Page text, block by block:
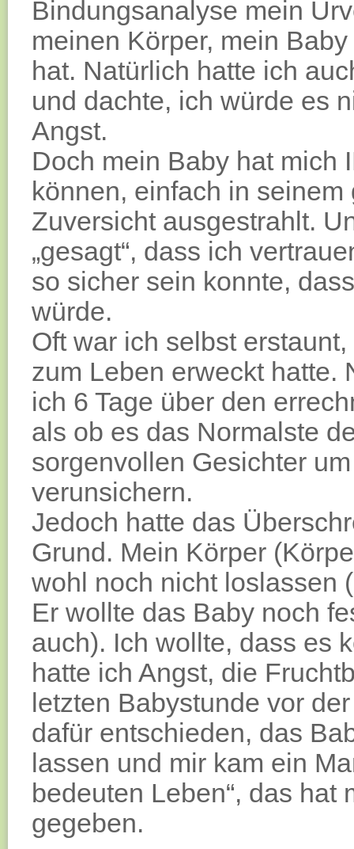
Bindungsanalyse mein
meinen Körper, mein
hat. Natürlich hatte ich
und dachte, ich würde es
Angst.
Doch mein Baby hat mich
können, einfach in
Zuversicht ausgestrahlt.
„gesagt“, dass ich
so sicher sein konnte,
würde.
Oft war ich selbst
zum Leben erweckt hatte.
ich 6 Tage über den
als ob es das Normalste
sorgenvollen Gesichter
verunsichern.
Jedoch hatte das
Grund. Mein Körper
wohl noch nicht loslassen
Er wollte das Baby noch
auch). Ich wollte, dass es
hatte ich Angst, die
letzten Babystunde vor
dafür entschieden, das
lassen und mir kam ein
bedeuten Leben“, das
gegeben.